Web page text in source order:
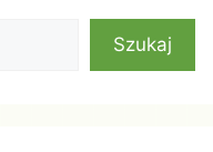
Szukaj